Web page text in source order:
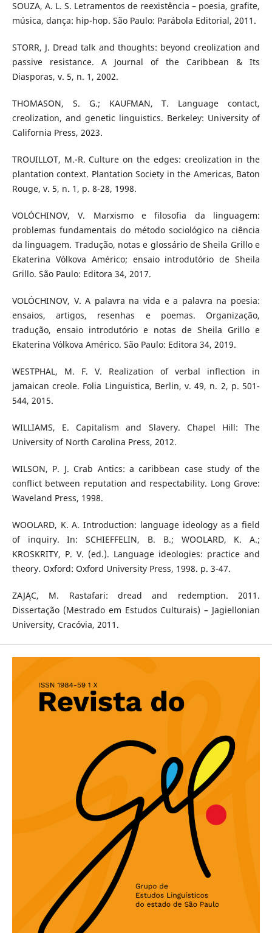
SOUZA, A. L. S. Letramentos de reexistência – poesia, grafite,
música, dança: hip-hop. São Paulo: Parábola Editorial, 2011.
STORR, J. Dread talk and thoughts: beyond creolization and
passive resistance. A Journal of the Caribbean & Its
Diasporas, v. 5, n. 1, 2002.
THOMASON, S. G.; KAUFMAN, T. Language contact,
creolization, and genetic linguistics. Berkeley: University of
California Press, 2023.
TROUILLOT, M.-R. Culture on the edges: creolization in the
plantation context. Plantation Society in the Americas, Baton
Rouge, v. 5, n. 1, p. 8-28, 1998.
VOLÓCHINOV, V. Marxismo e filosofia da linguagem:
problemas fundamentais do método sociológico na ciência
da linguagem. Tradução, notas e glossário de Sheila Grillo e
Ekaterina Vólkova Américo; ensaio introdutório de Sheila
Grillo. São Paulo: Editora 34, 2017.
VOLÓCHINOV, V. A palavra na vida e a palavra na poesia:
ensaios, artigos, resenhas e poemas. Organização,
tradução, ensaio introdutório e notas de Sheila Grillo e
Ekaterina Vólkova Américo. São Paulo: Editora 34, 2019.
WESTPHAL, M. F. V. Realization of verbal inflection in
jamaican creole. Folia Linguistica, Berlin, v. 49, n. 2, p. 501-
544, 2015.
WILLIAMS, E. Capitalism and Slavery. Chapel Hill: The
University of North Carolina Press, 2012.
WILSON, P. J. Crab Antics: a caribbean case study of the
conflict between reputation and respectability. Long Grove:
Waveland Press, 1998.
WOOLARD, K. A. Introduction: language ideology as a field
of inquiry. In: SCHIEFFELIN, B. B.; WOOLARD, K. A.;
KROSKRITY, P. V. (ed.). Language ideologies: practice and
theory. Oxford: Oxford University Press, 1998. p. 3-47.
ZAJĄC, M. Rastafari: dread and redemption. 2011.
Dissertação (Mestrado em Estudos Culturais) – Jagiellonian
University, Cracóvia, 2011.